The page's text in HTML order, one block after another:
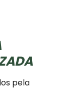
pela